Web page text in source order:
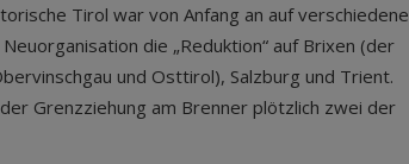
Tirol war von Anfang an auf verschiedene
die „Reduktion“ auf Brixen (der
und Osttirol), Salzburg und Trient.
Grenzziehung am Brenner plötzlich zwei der